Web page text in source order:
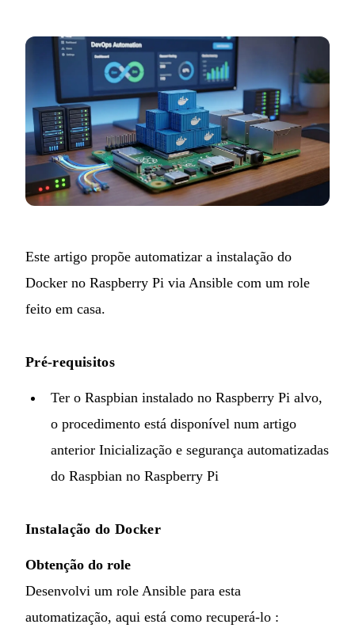
Este artigo propõe automatizar a instalação do
Docker no Raspberry Pi via Ansible com um role
feito em casa.
Pré-requisitos
Ter o Raspbian instalado no Raspberry Pi alvo,
o procedimento está disponível num artigo
anterior Inicialização e segurança automatizadas
do Raspbian no Raspberry Pi
Instalação do Docker
Obtenção do role
Desenvolvi um role Ansible para esta
automatização, aqui está como recuperá-lo :